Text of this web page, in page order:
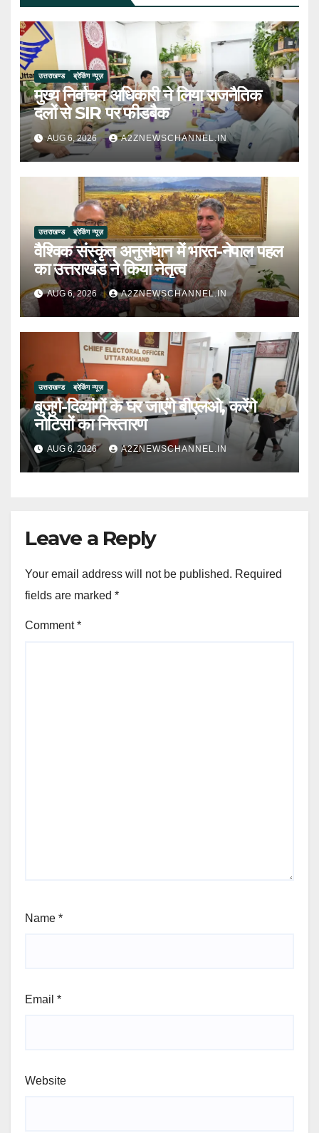
उत्तराखण्ड ब्रेकिंग न्यूज़
मुख्य निर्वाचन अधिकारी ने लिया राजनैतिक
दलों से SIR पर फीडबैक
AUG 6, 2026 A2ZNEWSCHANNEL.IN
उत्तराखण्ड ब्रेकिंग न्यूज़
वैश्विक संस्कृत अनुसंधान में भारत-नेपाल पहल
का उत्तराखंड ने किया नेतृत्व
AUG 6, 2026 A2ZNEWSCHANNEL.IN
उत्तराखण्ड ब्रेकिंग न्यूज़
बुजुर्ग-दिव्यांगों के घर जाएंगे बीएलओ, करेंगे
नोटिसों का निस्तारण
AUG 6, 2026 A2ZNEWSCHANNEL.IN
Leave a Reply
Your email address will not be published. Required
fields are marked *
Comment*
Name *
Email *
Website